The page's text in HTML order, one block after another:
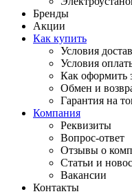
Бренды
Акции
Как купить
Условия
Условия
Как оформить
Обмен и
Гарантия на
Компания
Реквизиты
Вопрос-ответ
Отзывы о
Статьи и
Вакансии
Контакты